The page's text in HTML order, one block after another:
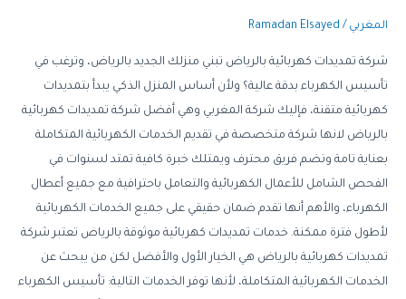
المغربي /
Ramadan Elsayed
شركة تمديدات كهربائية بالرياض تبني منزلك الجديد بالرياض، وترغب في
تأسيس الكهرباء بدقة عالية؟ ولأن أساس المنزل الذكي يبدأ بتمديدات
كهربائية متقنة، فإليك شركة المغربي وهي أفضل شركة تمديدات كهربائية
بالرياض لانها شركة متخصصة في تقديم الخدمات الكهربائية المتكاملة
بعناية تامة وتضم فريق محترف ويمتلك خبرة كافية تمتد لسنوات في
الفحص الشامل للأعمال الكهربائية والتعامل باحترافية مع جميع أعطال
الكهرباء، والأهم أنها تقدم ضمان حقيقي على جميع الخدمات الكهربائية
لأطول فترة ممكنة. خدمات تمديدات كهربائية موثوقة بالرياض تعتبر شركة
تمديدات كهربائية بالرياض هي الخيار الأول والأفضل لكن من يبحث عن
الخدمات الكهربائية المتكاملة، لأنها توفر الخدمات التالية: تأسيس الكهرباء